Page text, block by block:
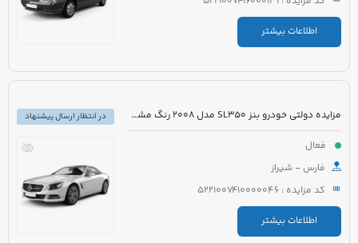
اطلاعات بیشتر
مزایده دولتی خودرو بنز SL350 مدل 2008 رنگ مشکی روغنی
فعال
فارس - شیراز
کد مزایده : 5221007410000046
اطلاعات بیشتر
در انتظار ارسال پیشنهاد